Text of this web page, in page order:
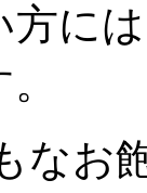
方に
なお